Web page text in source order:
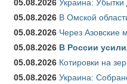
05.08.2026 Украина: Убытки
05.08.2026 В Омской
05.08.2026 Через Азовские
05.08.2026 В России
05.08.2026 Котировки на
05.08.2026 Украина: